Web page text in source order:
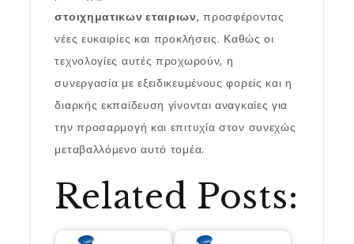
στοιχηματικων εταιριων, προσφέροντας
νέες ευκαιρίες και προκλήσεις. Καθώς οι
τεχνολογίες αυτές προχωρούν, η
συνεργασία με εξειδικευμένους φορείς και η
διαρκής εκπαίδευση γίνονται αναγκαίες για
την προσαρμογή και επιτυχία στον συνεχώς
μεταβαλλόμενο αυτό τομέα.
Related Posts: